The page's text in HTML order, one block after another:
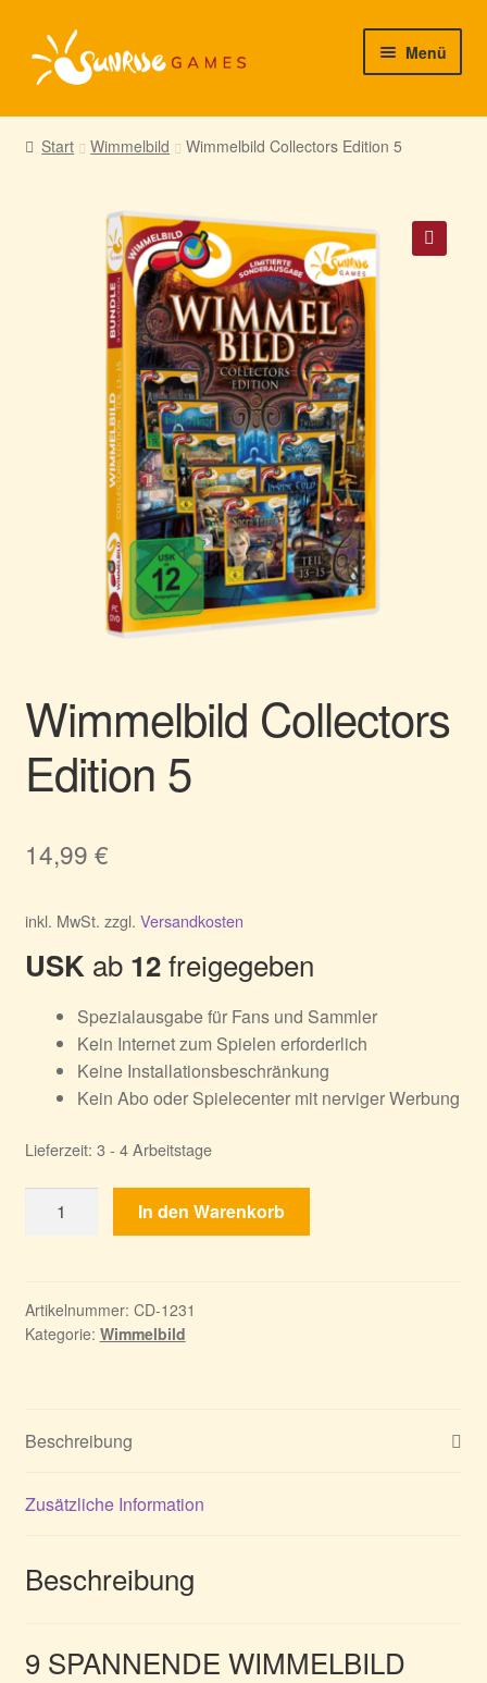
Zur
Navigation
Zum
Inhalt
Menü
► Startseite
► Support/Hilfe
► Mein Konto
Start Wimmelbild Wimmelbild Collectors Edition 5
Wimmelbild Collectors
Edition 5
14,99 €
inkl. MwSt. zzgl. Versandkosten
USK ab 12freigegeben
Spezialausgabe für Fans und Sammler
Kein Internet zum Spielen erforderlich
Keine Installationsbeschränkung
Kein Abo oder Spielecenter mit nerviger Werbung
Lieferzeit: 3 - 4 Arbeitstage
Collectors
Menge
In den Warenkorb
Artikelnummer: CD-1231
Kategorie: Wimmelbild
Beschreibung
Zusätzliche Information
Beschreibung
9 SPANNENDE WIMMELBILD